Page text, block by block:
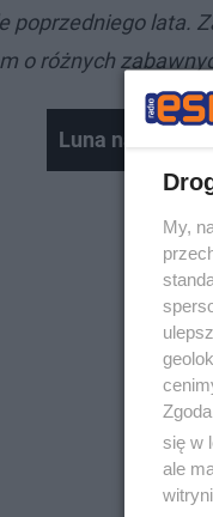
poprzedniego lata.
o różnych
Luna na
My,
się w
ale